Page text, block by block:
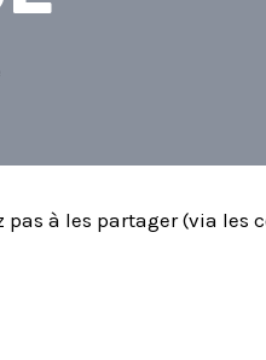
pas à les partager (via